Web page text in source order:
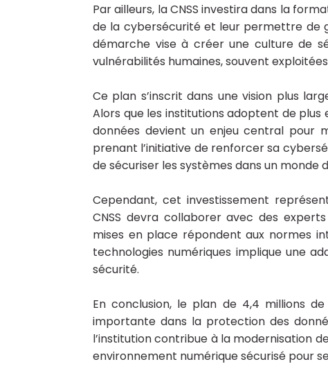
Par ailleurs, la CNSS investira dans la
de la cybersécurité et leur permettre de
démarche vise à créer une culture de
vulnérabilités humaines, souvent
Ce plan s’inscrit dans une vision plus
Alors que les institutions adoptent de
données devient un enjeu central pour
prenant l’initiative de renforcer sa
de sécuriser les systèmes dans un monde
Cependant, cet investissement
CNSS devra collaborer avec des
mises en place répondent aux normes
technologies numériques implique une
sécurité.
En conclusion, le plan de 4,4 millions
importante dans la protection des
l’institution contribue à la modernisation
environnement numérique sécurisé pour